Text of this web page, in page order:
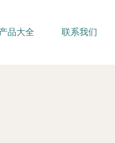
产品大全 联系我们